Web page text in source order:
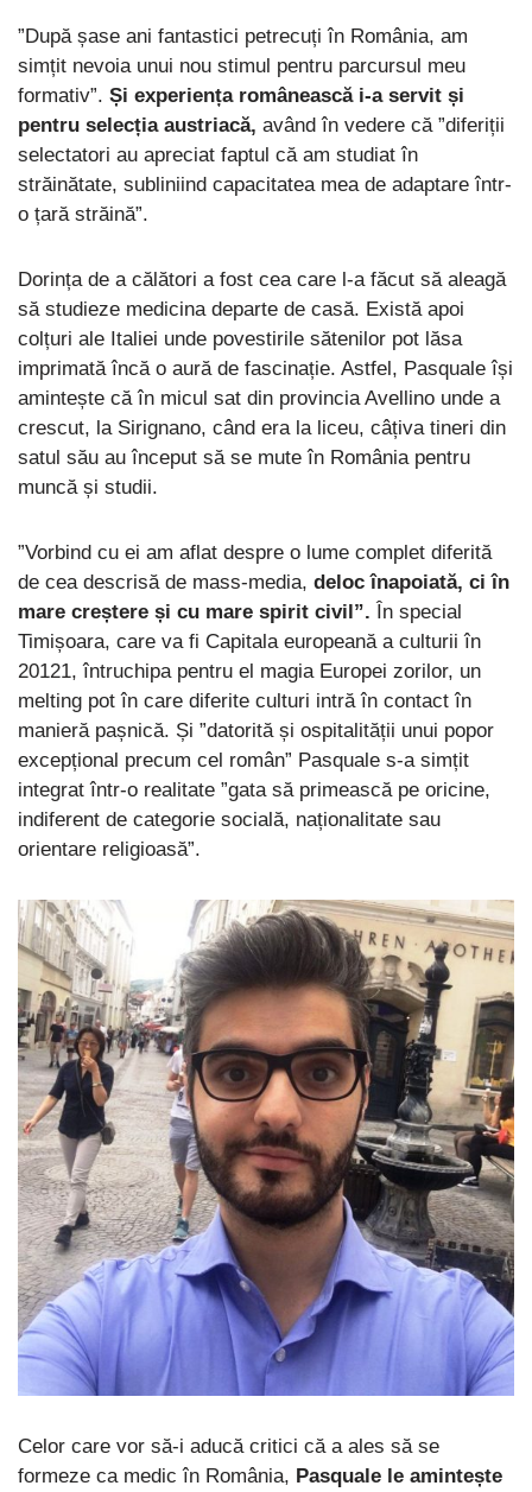
”După șase ani fantastici petrecuți în România, am
simțit nevoia unui nou stimul pentru parcursul meu
formativ”. Și experiența românească i-a servit și
pentru selecția austriacă, având în vedere că ”diferiții
selectatori au apreciat faptul că am studiat în
străinătate, subliniind capacitatea mea de adaptare într-
o țară străină”.
Dorința de a călători a fost cea care l-a făcut să aleagă
să studieze medicina departe de casă. Există apoi
colțuri ale Italiei unde povestirile sătenilor pot lăsa
imprimată încă o aură de fascinație. Astfel, Pasquale își
amintește că în micul sat din provincia Avellino unde a
crescut, la Sirignano, când era la liceu, câțiva tineri din
satul său au început să se mute în România pentru
muncă și studii.
”Vorbind cu ei am aflat despre o lume complet diferită
de cea descrisă de mass-media, deloc înapoiată, ci în
mare creștere și cu mare spirit civil”. În special
Timișoara, care va fi Capitala europeană a culturii în
20121, întruchipa pentru el magia Europei zorilor, un
melting pot în care diferite culturi intră în contact în
manieră pașnică. Și ”datorită și ospitalității unui popor
excepțional precum cel român” Pasquale s-a simțit
integrat într-o realitate ”gata să primească pe oricine,
indiferent de categorie socială, naționalitate sau
orientare religioasă”.
Celor care vor să-i aducă critici că a ales să se
formeze ca medic în România, Pasquale le amintește